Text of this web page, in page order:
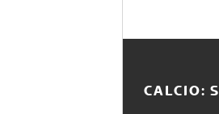
CALCIO: